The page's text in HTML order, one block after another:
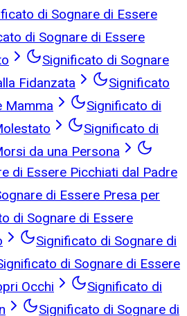
di Sognare di Essere
di Sognare di Essere
Significato di Sognare
Fidanzata
Significato
Mamma
Significato di
Significato di
da una Persona
di Essere Picchiati dal Padre
di Essere Presa per
di Sognare di Essere
Significato di Sognare di
di Sognare di Essere
Occhi
Significato di
Significato di Sognare di